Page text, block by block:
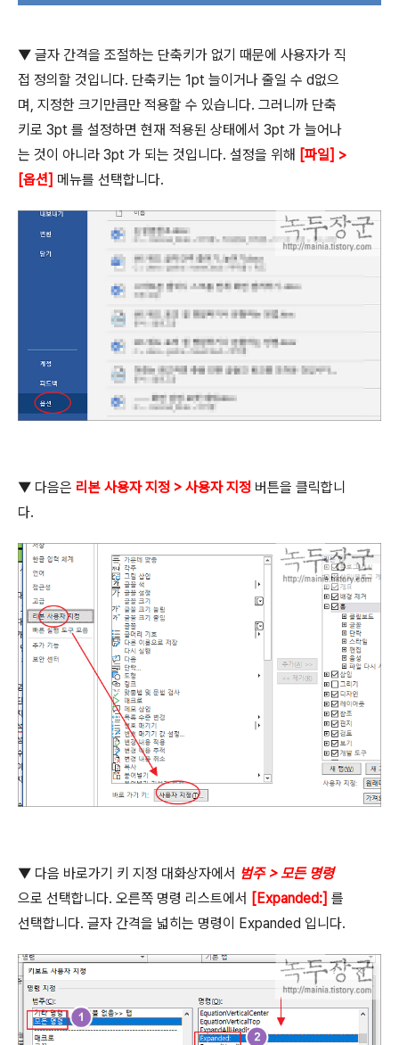
▼ 글자 간격을 조절하는 단축키가 없기 때문에 사용자가 직
접 정의할 것입니다. 단축키는 1pt 늘이거나 줄일 수 d없으
며, 지정한 크기만큼만 적용할 수 있습니다. 그러니까 단축
키로 3pt 를 설정하면 현재 적용된 상태에서 3pt 가 늘어나
는 것이 아니라 3pt 가 되는 것입니다. 설정을 위해 [파일] >
[옵션] 메뉴를 선택합니다.
▼ 다음은 리본 사용자 지정 > 사용자 지정 버튼을 클릭합니
다.
▼ 다음 바로가기 키 지정 대화상자에서 범주>모든 명령
으로 선택합니다. 오른쪽 명령 리스트에서 [Expanded:] 를
선택합니다. 글자 간격을 넓히는 명령이 Expanded 입니다.